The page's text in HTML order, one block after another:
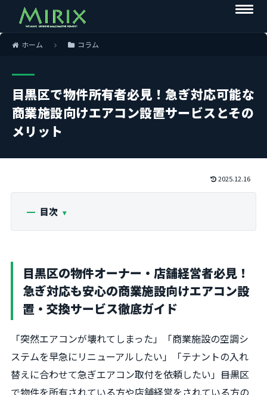
ホーム コラム
目黒区で物件所有者必見！急ぎ対応可能な
商業施設向けエアコン設置サービスとその
メリット
2025.12.16
目次
目黒区の物件オーナー・店舗経営者必見！
急ぎ対応も安心の商業施設向けエアコン設
置・交換サービス徹底ガイド
「突然エアコンが壊れてしまった」「商業施設の空調シ
ステムを早急にリニューアルしたい」「テナントの入れ
替えに合わせて急ぎエアコン取付を依頼したい」――目黒区
で物件を所有されている方や店舗経営をされている方の